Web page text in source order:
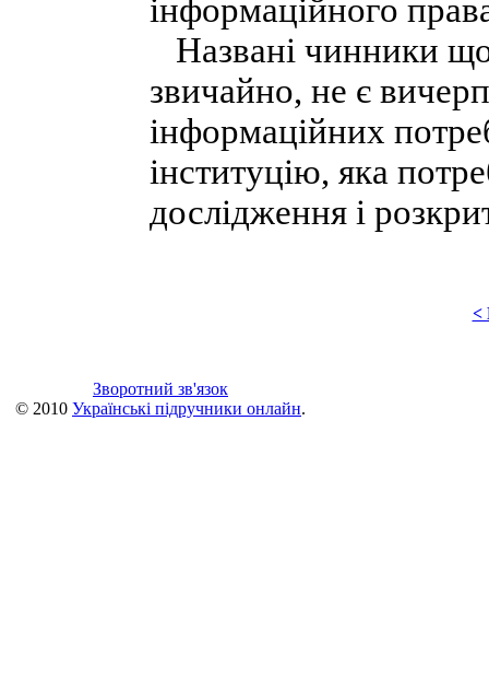
інформаційного
Названі чинники
звичайно, не є
інформаційних
інституцію, яка
дослідження і
<
Зворотний зв'язок
© 2010 Українські підручники онлайн.